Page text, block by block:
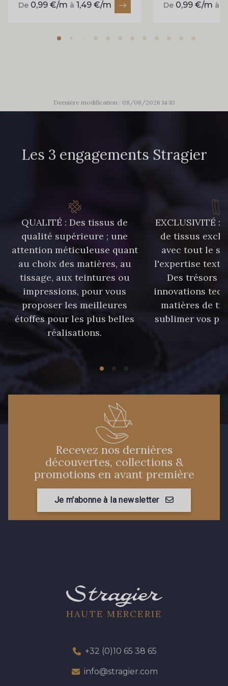
De 0,99 €/m à 1,49 €/m De 0,99 €/m à
Dernière modification : 08/08/2026 14:10
Les 3 engagements Stragier
QUALITÉ : Des tissus de
qualité supérieure ; une
attention méticuleuse quant
au choix des matières, au
tissage, aux teintures ou
impressions, pour vous
proposer les meilleures
étoffes pour les plus belles
réalisations.
EXCLUSIVITÉ :
de tissus
avec tout le
l'expertise
Des trésors
innovations
matières de
sublimer vos
Recevez nos dernières
découvertes, collections &
promotions en avant première
Je m'abonne à la newsletter
HAUTE MERCERIE
+32 (0)10 65 38 65
info@stragier.com